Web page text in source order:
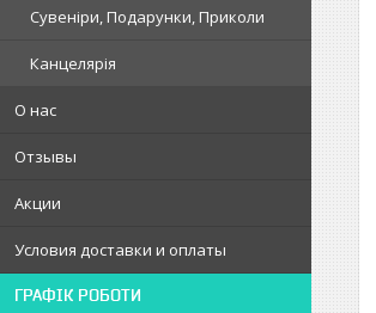
Сувеніри, Подарунки, Приколи
Канцелярія
О нас
Отзывы
Акции
Условия доставки и оплаты
ГРАФІК РОБОТИ